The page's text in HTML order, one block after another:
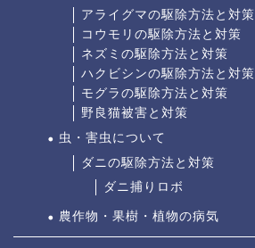
アライグマの駆除方法と対策
コウモリの駆除方法と対策
ネズミの駆除方法と対策
ハクビシンの駆除方法と対策
モグラの駆除方法と対策
野良猫被害と対策
虫・害虫について
ダニの駆除方法と対策
ダニ捕りロボ
農作物・果樹・植物の病気